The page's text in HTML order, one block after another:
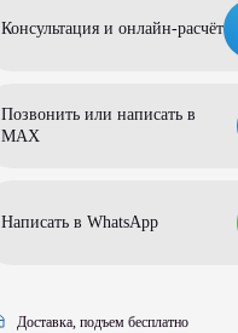
Консультация и онлайн-расчёт
Позвонить или написать в
МАХ
Написать в WhatsApp
Доставка, подъем бесплатно